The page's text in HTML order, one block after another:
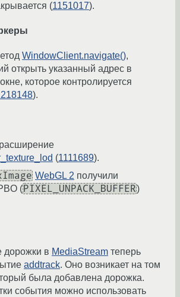
(1151017).
WindowClient.navigate(),
открыть указанный адрес в
которое контролируется
).
(1111689).
WebGL 2 получили
(PIXEL_UNPACK_BUFFER)
дорожки в MediaStream теперь
addtrack. Оно возникает на том
была добавлена дорожка.
события можно использовать